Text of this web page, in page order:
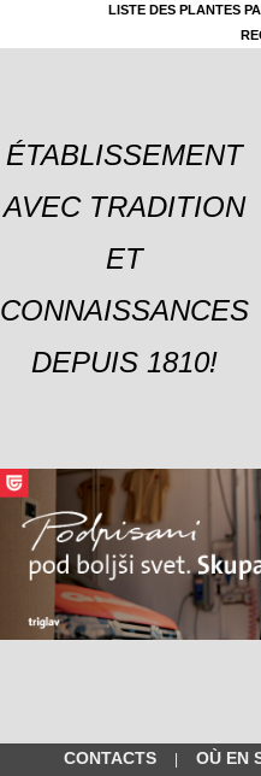
LISTE DES PLANTES
ÉTABLISSEMENT
AVEC TRADITION
ET
CONNAISSANCES
DEPUIS 1810!
CONTACTS | OÙ EN